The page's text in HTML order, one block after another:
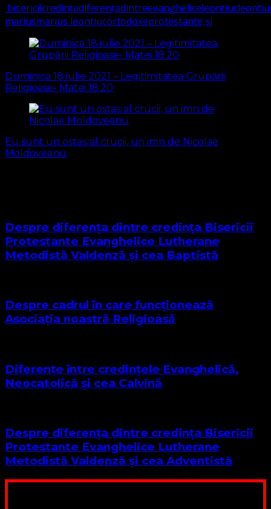
bisericiicredințadiferențadintreevangheliceleontiuc
mariusmarius leontiucortodoxeprotestante,și
Navigare
articole
Duminica 18 iulie 2021 – Legitimitatea Grupării
Religioase- Matei 18:20
Eu sunt un ostaș al crucii, un imn de Nicolae
Moldoveanu
Despre diferența dintre credința Bisericii
Protestante Evanghelice Lutherane
Metodistă Valdenză și cea Baptistă
Despre cadrul în care funcționează
Asociația noastră Religioasă
Diferențe între credințele Evanghelică,
Neocatolică și cea Calvină
Despre diferența dintre credința Bisericii
Protestante Evanghelice Lutherane
Metodistă Valdenză și cea Adventistă